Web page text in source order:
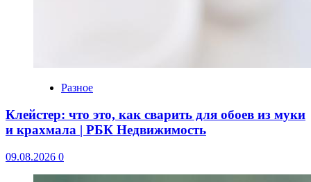
Разное
Клейстер: что это, как сварить для обоев из муки
и крахмала | РБК Недвижимость
09.08.2026 0